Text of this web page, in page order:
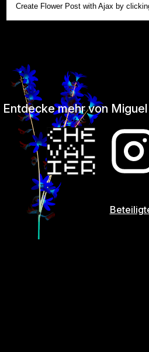
Create Flower Post with Ajax by
Entdecke mehr von